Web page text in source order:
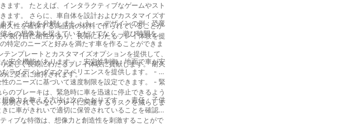
ます。 さらに、車自体を設計およびカスタマイズす
裂け目に耐性があり、長期にわたるプレイ体験を提
しましょう： - デザインの例：恐竜
らの想像力を捉えているだけでなく、遊び時間をよ
ンプレートとカスタマイズオプションを提供して、
に安全に維持されます。
- 安定性制御：地面で車が安
イディングエクスペリエンスを提供します。 - 速
ニーズに基づいて速度制限を設定できます。 - 緊
のブレーキは、緊急時に車を迅速に停止できるよう
制されていないプレイに関連するリスクを減らしま
える方法は次のとおりです。 - 責任：子供
に車がきれいで適切に保管されていることを確認す